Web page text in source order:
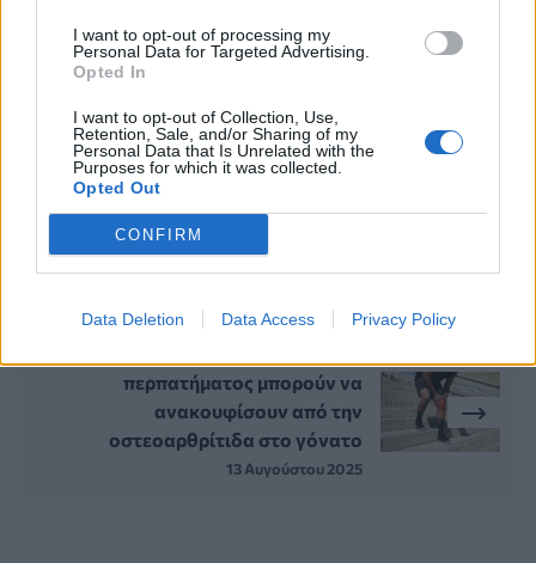
I want to opt-out of processing my
Personal Data for Targeted Advertising.
Opted In
I want to opt-out of Collection, Use,
Retention, Sale, and/or Sharing of my
Personal Data that Is Unrelated with the
Purposes for which it was collected.
Opted Out
CONFIRM
Data Deletion Data Access Privacy Policy
ΠΕΡΙΣΣΟΤΕΡΑ ΣΤΗΝ ΙΔΙΑ ΚΑΤΗΓΟΡΙΑ
Long Covid: Επιστήμονες
που μπορεί να αποτελέσουν
βιοδείκτη διάγνωσης
13 Αυγούστου 2025
περπατήματος μπορούν να
ανακουφίσουν από την
οστεοαρθρίτιδα στο γόνατο
13 Αυγούστου 2025